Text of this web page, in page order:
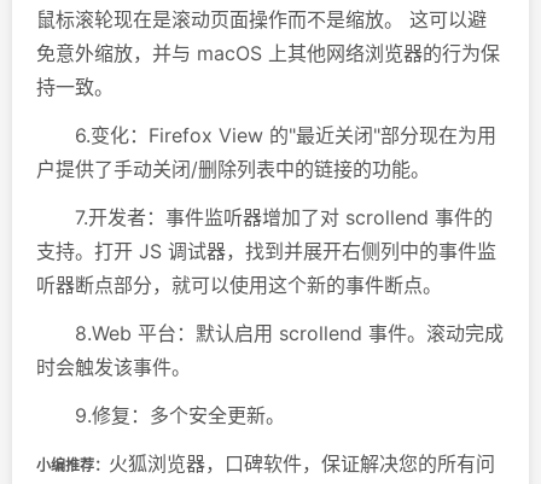
鼠标滚轮现在是滚动页面操作而不是缩放。 这可以避
免意外缩放，并与 macOS 上其他网络浏览器的行为保
持一致。
6.变化：Firefox View 的"最近关闭"部分现在为用
户提供了手动关闭/删除列表中的链接的功能。
7.开发者：事件监听器增加了对 scrollend 事件的
支持。打开 JS 调试器，找到并展开右侧列中的事件监
听器断点部分，就可以使用这个新的事件断点。
8.Web 平台：默认启用 scrollend 事件。滚动完成
时会触发该事件。
9.修复：多个安全更新。
小编推荐： 火狐浏览器，口碑软件，保证解决您的所有问